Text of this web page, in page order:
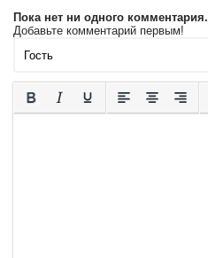
Пока нет ни одного комментария.
Добавьте комментарий первым!